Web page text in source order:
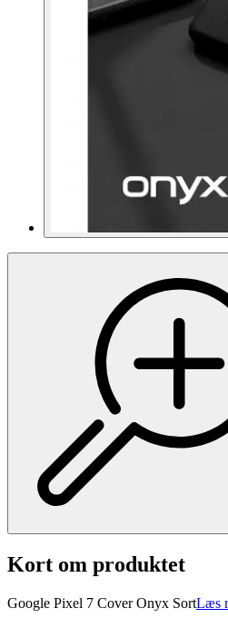
Kort om produktet
Google Pixel 7 Cover Onyx SortLæs